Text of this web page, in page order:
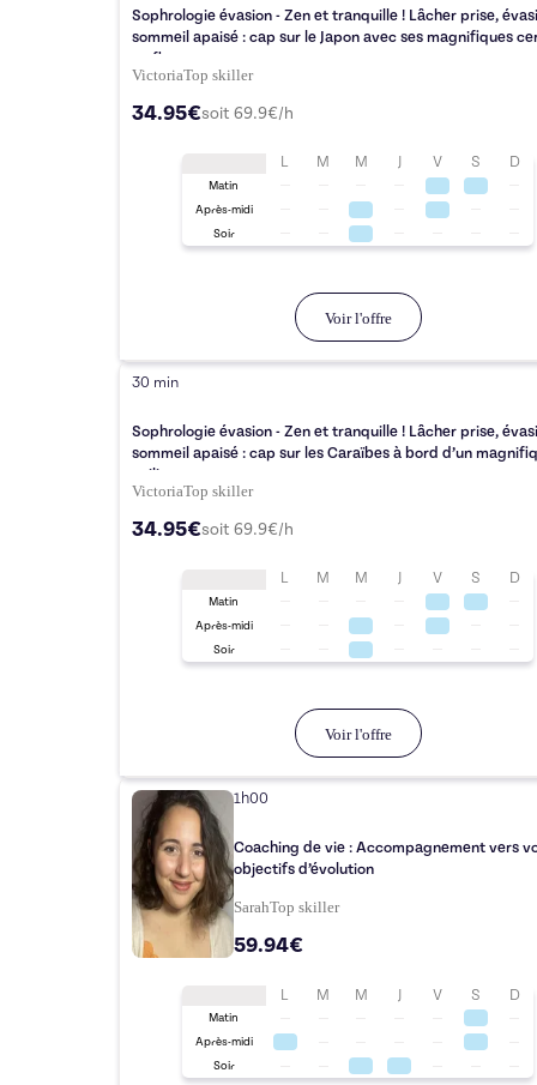
Sophrologie évasion - Zen et tranquille ! Lâcher prise,
sommeil apaisé : cap sur le Japon avec ses magnifiques
en fleurs
VictoriaTop skiller
34.95€soit 69.9€/h
L M M J V S D
Matin
Après-midi
Soir
Voir l'offre
30 min
Sophrologie évasion - Zen et tranquille ! Lâcher prise,
sommeil apaisé : cap sur les Caraïbes à bord d’un
voilier
VictoriaTop skiller
34.95€soit 69.9€/h
L M M J V S D
Matin
Après-midi
Soir
Voir l'offre
1h00
Coaching de vie : Accompagnement vers
objectifs d’évolution
SarahTop skiller
59.94€
L M M J V S D
Matin
Après-midi
Soir